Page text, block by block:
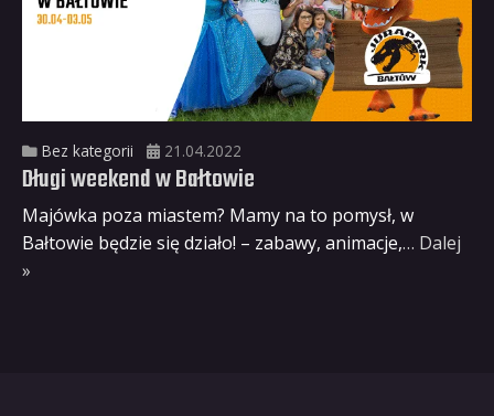
Bez kategorii 21.04.2022
Długi weekend w Bałtowie
Majówka poza miastem? Mamy na to pomysł, w
Bałtowie będzie się działo! – zabawy, animacje,… Dalej
»